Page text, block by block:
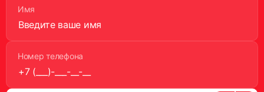
Имя
Номер телефона